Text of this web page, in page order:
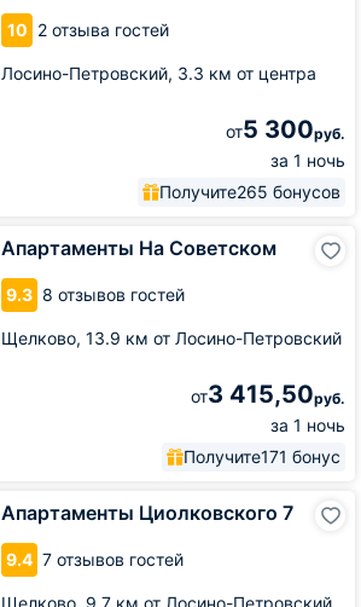
10 2 отзыва гостей
Лосино-Петровский, 3.3 км от центра
от5 300руб.
за 1 ночь
Получите265 бонусов
Апартаменты На Советском
9.3 8 отзывов гостей
Щелково, 13.9 км от Лосино-Петровский
от3 415,50руб.
за 1 ночь
Получите171 бонус
Апартаменты Циолковского 7
9.4 7 отзывов гостей
Щелково, 9.7 км от Лосино-Петровский